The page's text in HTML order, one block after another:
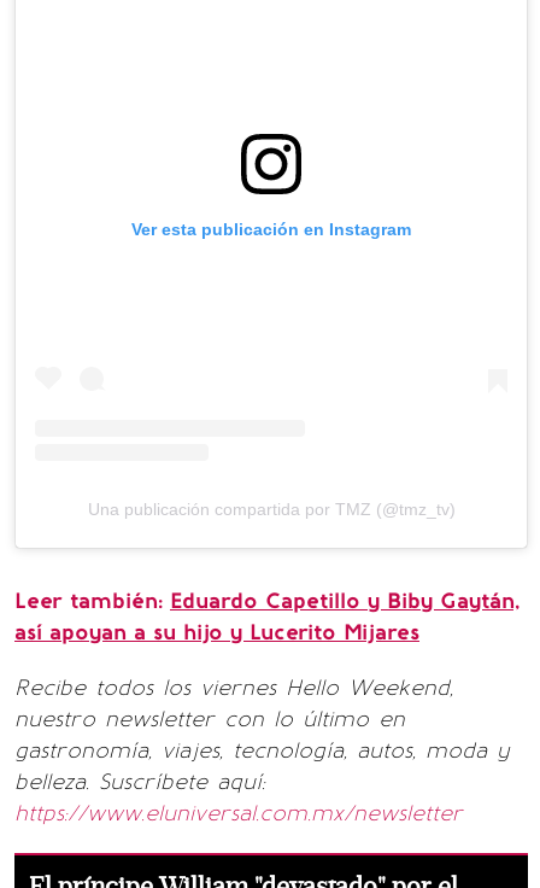
Ver esta publicación en Instagram
Una publicación compartida por TMZ (@tmz_tv)
Leer también: Eduardo Capetillo y Biby Gaytán,
así apoyan a su hijo y Lucerito Mijares
Recibe todos los viernes Hello Weekend,
nuestro newsletter con lo último en
gastronomía, viajes, tecnología, autos, moda y
belleza. Suscríbete aquí:
https://www.eluniversal.com.mx/newsletter